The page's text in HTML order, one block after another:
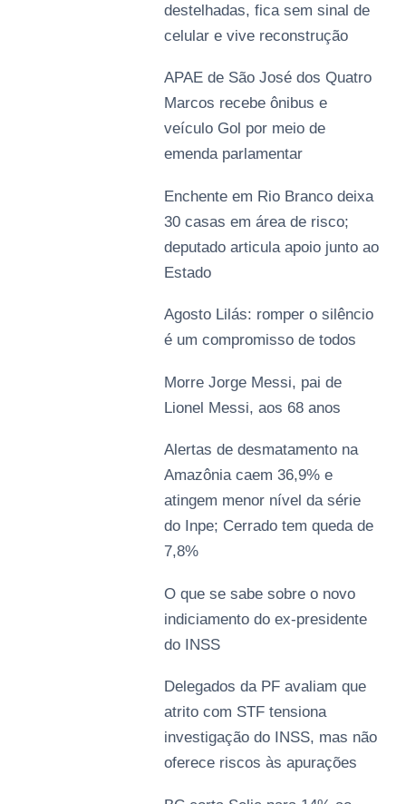
destelhadas, fica sem sinal de
celular e vive reconstrução
APAE de São José dos Quatro
Marcos recebe ônibus e
veículo Gol por meio de
emenda parlamentar
Enchente em Rio Branco deixa
30 casas em área de risco;
deputado articula apoio junto ao
Estado
Agosto Lilás: romper o silêncio
é um compromisso de todos
Morre Jorge Messi, pai de
Lionel Messi, aos 68 anos
Alertas de desmatamento na
Amazônia caem 36,9% e
atingem menor nível da série
do Inpe; Cerrado tem queda de
7,8%
O que se sabe sobre o novo
indiciamento do ex-presidente
do INSS
Delegados da PF avaliam que
atrito com STF tensiona
investigação do INSS, mas não
oferece riscos às apurações